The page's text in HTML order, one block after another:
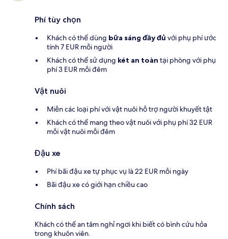
Phí tùy chọn
Khách có thể dùng bữa sáng đầy đủ với phụ phí ước
tính 7 EUR mỗi người
Khách có thể sử dụng két an toàn tại phòng với phụ
phí 3 EUR mỗi đêm
Vật nuôi
Miễn các loại phí với vật nuôi hỗ trợ người khuyết tật
Khách có thể mang theo vật nuôi với phụ phí 32 EUR
mỗi vật nuôi mỗi đêm
Đậu xe
Phí bãi đậu xe tự phục vụ là 22 EUR mỗi ngày
Bãi đậu xe có giới hạn chiều cao
Chính sách
Khách có thể an tâm nghỉ ngơi khi biết có bình cứu hỏa
trong khuôn viên.